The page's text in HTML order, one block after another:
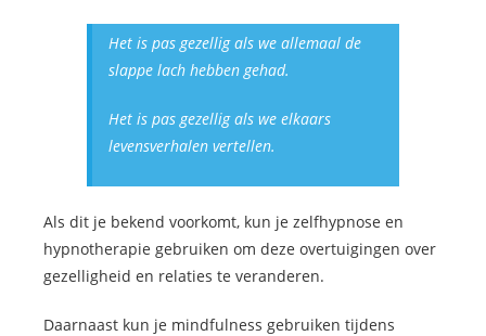
Het is pas gezellig als we allemaal de
slappe lach hebben gehad.
Het is pas gezellig als we elkaars
levensverhalen vertellen.
Als dit je bekend voorkomt, kun je zelfhypnose en
hypnotherapie gebruiken om deze overtuigingen over
gezelligheid en relaties te veranderen.
Daarnaast kun je mindfulness gebruiken tijdens